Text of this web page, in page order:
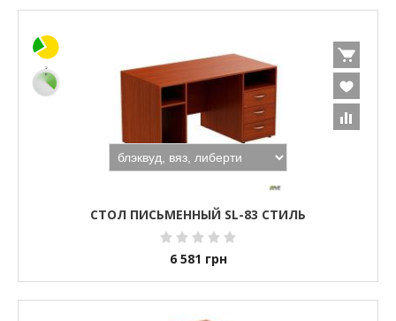
СТОЛ ПИСЬМЕННЫЙ SL-83 СТИЛЬ
6 581 грн